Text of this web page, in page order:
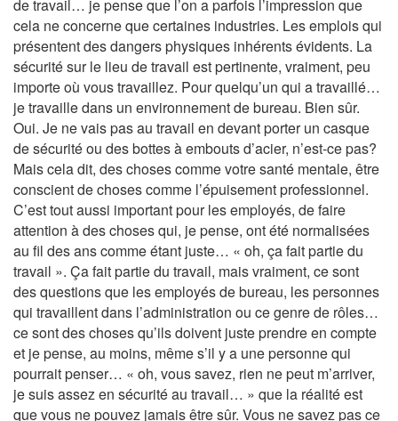
de travail… je pense que l’on a parfois l’impression que
cela ne concerne que certaines industries. Les emplois qui
présentent des dangers physiques inhérents évidents. La
sécurité sur le lieu de travail est pertinente, vraiment, peu
importe où vous travaillez. Pour quelqu’un qui a travaillé…
je travaille dans un environnement de bureau. Bien sûr.
Oui. Je ne vais pas au travail en devant porter un casque
de sécurité ou des bottes à embouts d’acier, n’est-ce pas?
Mais cela dit, des choses comme votre santé mentale, être
conscient de choses comme l’épuisement professionnel.
C’est tout aussi important pour les employés, de faire
attention à des choses qui, je pense, ont été normalisées
au fil des ans comme étant juste… « oh, ça fait partie du
travail ». Ça fait partie du travail, mais vraiment, ce sont
des questions que les employés de bureau, les personnes
qui travaillent dans l’administration ou ce genre de rôles…
ce sont des choses qu’ils doivent juste prendre en compte
et je pense, au moins, même s’il y a une personne qui
pourrait penser… « oh, vous savez, rien ne peut m’arriver,
je suis assez en sécurité au travail… » que la réalité est
que vous ne pouvez jamais être sûr. Vous ne savez pas ce